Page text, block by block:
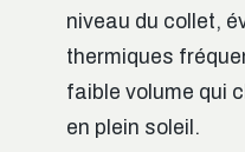
niveau du collet,
thermiques
faible volume qui
en plein soleil.